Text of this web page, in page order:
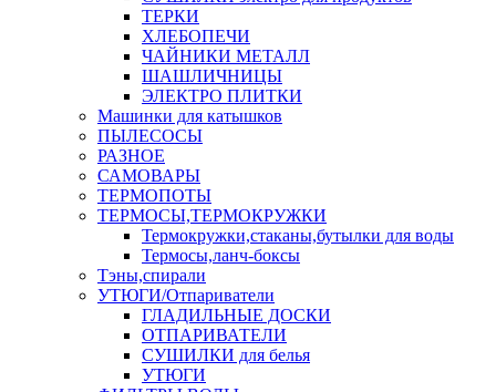
ТЕРКИ
ХЛЕБОПЕЧИ
ЧАЙНИКИ МЕТАЛЛ
ШАШЛИЧНИЦЫ
ЭЛЕКТРО ПЛИТКИ
Машинки для катышков
ПЫЛЕСОСЫ
РАЗНОЕ
САМОВАРЫ
ТЕРМОПОТЫ
ТЕРМОСЫ,ТЕРМОКРУЖКИ
Термокружки,стаканы,бутылки для воды
Термосы,ланч-боксы
Тэны,спирали
УТЮГИ/Отпариватели
ГЛАДИЛЬНЫЕ ДОСКИ
ОТПАРИВАТЕЛИ
СУШИЛКИ для белья
УТЮГИ